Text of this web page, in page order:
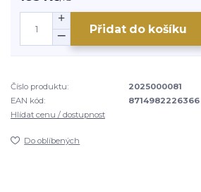
Přidat do košíku
Číslo produktu:
2025000081
EAN kód:
8714982226366
Hlídat cenu / dostupnost
Do oblíbených